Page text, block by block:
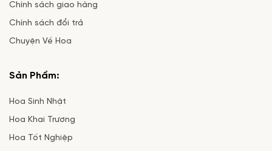
Chính sách giao hàng
Chính sách đổi trả
Chuyện Về Hoa
Sản Phẩm:
Hoa Sinh Nhật
Hoa Khai Trương
Hoa Tốt Nghiệp